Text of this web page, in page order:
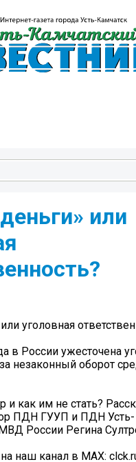
или
уголовная
в России ужесточена
незаконный оборот
и как им не стать?
ПДН ГУУП и ПДН Усть-
России Регина
наш канал в MAX: